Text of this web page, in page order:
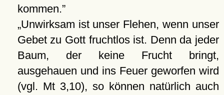
kommen.
Unwirksam ist unser Flehen, wenn unser
Gebet zu Gott fruchtlos ist. Denn da jeder
Baum, der keine Frucht bringt,
ausgehauen und ins Feuer geworfen wird
(vgl. Mt 3,10), so können natürlich auch